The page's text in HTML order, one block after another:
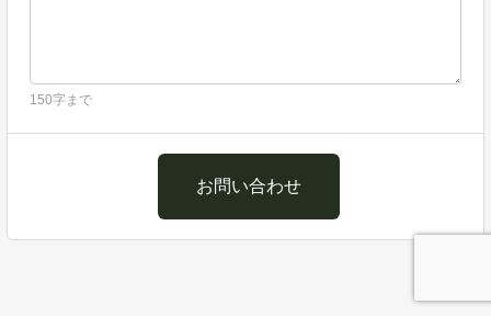
150字まで
お問い合わせ